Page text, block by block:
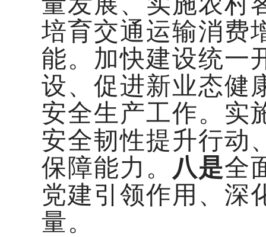
培育交通运输消费
能。加快建设统一
设、促进新业态健
安全生产工作。实
安全韧性提升行动
保障能力。 八是全
党建引领作用、深
量。